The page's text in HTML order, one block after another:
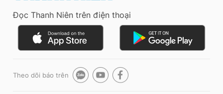
Đọc Thanh Niên trên điện thoại
Theo dõi báo trên